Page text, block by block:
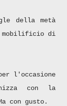
della metà
mobilificio di
l'occasione
con la
con gusto.